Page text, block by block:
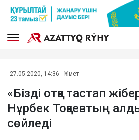
27.05.2020, 14:36 Үкімет
«Бізді отқа тастап
Нұрбек Тоқаевтың
сөйледі